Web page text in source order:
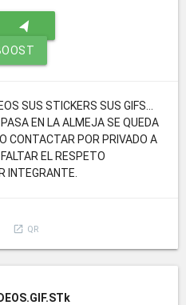
navigation
SUS STICKERS SUS GIFS...
EN LA ALMEJA SE QUEDA
CONTACTAR POR PRIVADO A
EL RESPETO
INTEGRANTE.
launch QR